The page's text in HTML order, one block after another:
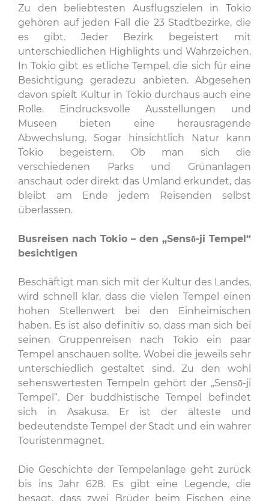
Zu den beliebtesten Ausflugszielen in Tokio
gehören auf jeden Fall die 23 Stadtbezirke, die
es gibt. Jeder Bezirk begeistert mit
unterschiedlichen Highlights und Wahrzeichen.
In Tokio gibt es etliche Tempel, die sich für eine
Besichtigung geradezu anbieten. Abgesehen
davon spielt Kultur in Tokio durchaus auch eine
Rolle. Eindrucksvolle Ausstellungen und
Museen bieten eine herausragende
Abwechslung. Sogar hinsichtlich Natur kann
Tokio begeistern. Ob man sich die
verschiedenen Parks und Grünanlagen
anschaut oder direkt das Umland erkundet, das
bleibt am Ende jedem Reisenden selbst
überlassen.
Busreisen nach Tokio – den „Sensō-ji Tempel“
besichtigen
Beschäftigt man sich mit der Kultur des Landes,
wird schnell klar, dass die vielen Tempel einen
hohen Stellenwert bei den Einheimischen
haben. Es ist also definitiv so, dass man sich bei
seinen Gruppenreisen nach Tokio ein paar
Tempel anschauen sollte. Wobei die jeweils sehr
unterschiedlich gestaltet sind. Zu den wohl
sehenswertesten Tempeln gehört der „Sensō-ji
Tempel“. Der buddhistische Tempel befindet
sich in Asakusa. Er ist der älteste und
bedeutendste Tempel der Stadt und ein wahrer
Touristenmagnet.
Die Geschichte der Tempelanlage geht zurück
bis ins Jahr 628. Es gibt eine Legende, die
besagt, dass zwei Brüder beim Fischen eine